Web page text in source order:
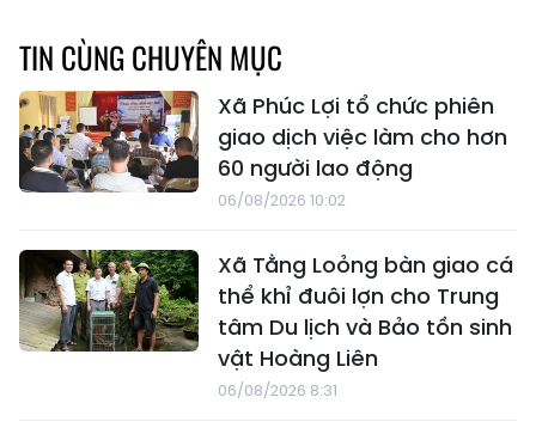
TIN CÙNG CHUYÊN MỤC
Xã Phúc Lợi tổ chức phiên
giao dịch việc làm cho hơn
60 người lao động
06/08/2026 10:02
Xã Tằng Loỏng bàn giao cá
thể khỉ đuôi lợn cho Trung
tâm Du lịch và Bảo tồn sinh
vật Hoàng Liên
06/08/2026 8:31